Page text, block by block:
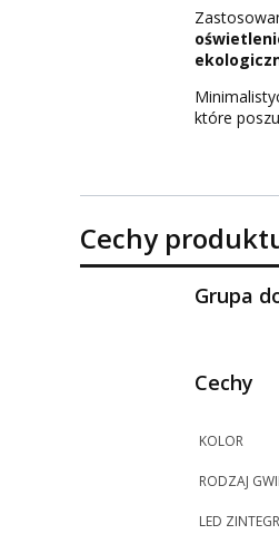
które
Cechy
Grupa
Cechy
KOLOR
RODZAJ
LED